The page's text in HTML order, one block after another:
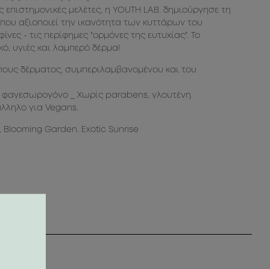
μελέτες, η YOUTH LAB. δημιούργησε τη
αξιοποιεί την ικανότητα των κυττάρων του
- τις περίφημες "ορμόνες της ευτυχίας". Το
υγιές και λαμπερό δέρμα!
δέρματος, συμπεριλαμβανομένου και του
φαγεσωρογόνο _ Χωρίς parabens, γλουτένη.
για Vegans.
Garden. Exotic Sunrise